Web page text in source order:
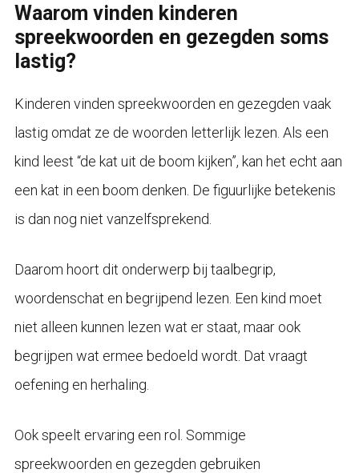
Waarom vinden kinderen
spreekwoorden en gezegden soms
lastig?
Kinderen vinden spreekwoorden en gezegden vaak
lastig omdat ze de woorden letterlijk lezen. Als een
kind leest “de kat uit de boom kijken”, kan het echt aan
een kat in een boom denken. De figuurlijke betekenis
is dan nog niet vanzelfsprekend.
Daarom hoort dit onderwerp bij taalbegrip,
woordenschat en begrijpend lezen. Een kind moet
niet alleen kunnen lezen wat er staat, maar ook
begrijpen wat ermee bedoeld wordt. Dat vraagt
oefening en herhaling.
Ook speelt ervaring een rol. Sommige
spreekwoorden en gezegden gebruiken